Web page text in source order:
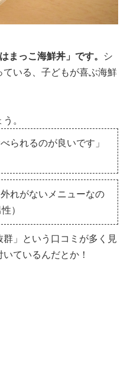
まっこ海鮮丼」です。
シ
いる、子どもが喜ぶ海鮮
。
られるのが良いです」
れがないメニューなの
）
群」という口コミが多く見
ているんだとか！